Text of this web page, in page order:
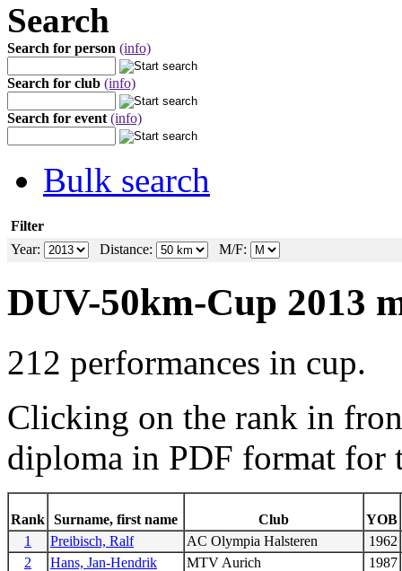
Search
Search for person (info)
Search for club (info)
Search for event (info)
Bulk search
Filter
Year:
Distance: M/F:
DUV-50km-Cup 2013
212 performances in cup.
Clicking on the rank in
diploma in PDF format for
Rank Surname, first name Club
YOB
1
Preibisch, Ralf AC Olympia Halsteren
1962
2
Hans, Jan-Hendrik MTV Aurich
1987